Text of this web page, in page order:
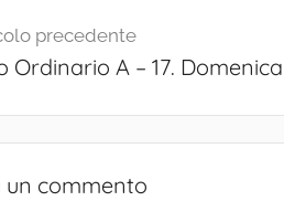
precedente
Ordinario A – 17. Domenica
un commento